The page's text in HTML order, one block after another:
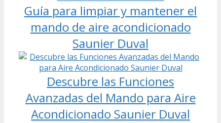
Guía para limpiar y mantener el
mando de aire acondicionado
Saunier Duval
Descubre las Funciones
Avanzadas del Mando para Aire
Acondicionado Saunier Duval